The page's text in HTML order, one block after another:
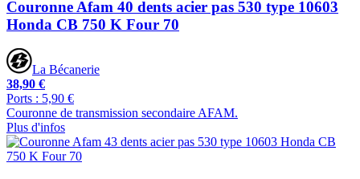
Couronne Afam 40 dents acier pas 530 type 10603
Honda CB 750 K Four 70
La Bécanerie
38,90 €
Ports : 5,90 €
Couronne de transmission secondaire AFAM.
Plus d'infos